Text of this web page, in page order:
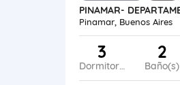
Pinamar, Buenos Aires
3
Dormitorios
2
Baño(s)